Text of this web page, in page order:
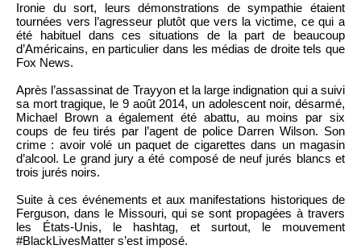
Ironie du sort, leurs démonstrations de sympathie étaient
tournées vers l’agresseur plutôt que vers la victime, ce qui a
été habituel dans ces situations de la part de beaucoup
d’Américains, en particulier dans les médias de droite tels que
Fox News.
Après l’assassinat de Trayyon et la large indignation qui a suivi
sa mort tragique, le 9 août 2014, un adolescent noir, désarmé,
Michael Brown a également été abattu, au moins par six
coups de feu tirés par l’agent de police Darren Wilson. Son
crime : avoir volé un paquet de cigarettes dans un magasin
d’alcool. Le grand jury a été composé de neuf jurés blancs et
trois jurés noirs.
Suite à ces événements et aux manifestations historiques de
Ferguson, dans le Missouri, qui se sont propagées à travers
les États-Unis, le hashtag, et surtout, le mouvement
#BlackLivesMatter s’est imposé.